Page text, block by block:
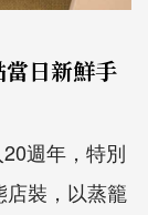
當日新鮮手
週年，特別
裝，以蒸籠